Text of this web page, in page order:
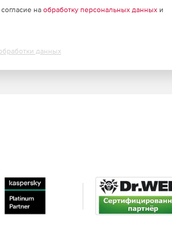
на обработку персональных данныхи
данных